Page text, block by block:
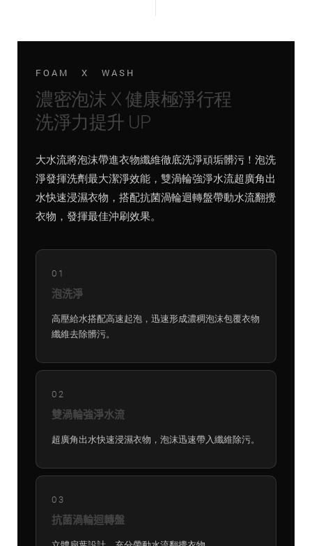
FOAM X WASH
濃密泡沫 X 健康極淨行程
洗淨力提升 UP
大水流將泡沫帶進衣物纖維徹底洗淨頑垢髒污！泡洗
淨發揮洗劑最大潔淨效能，雙渦輪強淨水流超廣角出
水快速浸濕衣物，搭配抗菌渦輪迴轉盤帶動水流翻攪
衣物，發揮最佳沖刷效果。
01
泡洗淨
高壓給水搭配高速起泡，迅速形成濃稠泡沫包覆衣物
纖維去除髒污。
02
雙渦輪強淨水流
超廣角出水快速浸濕衣物，泡沫迅速帶入纖維除污。
03
抗菌渦輪迴轉盤